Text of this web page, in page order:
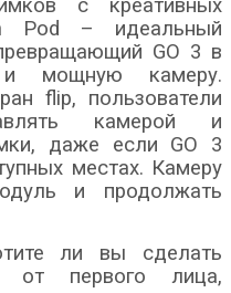
с креативных
Pod – идеальный
GO 3 в
и мощную камеру.
flip, пользователи
камерой и
даже если GO 3
местах. Камеру
и продолжать
ли вы сделать
от первого лица,